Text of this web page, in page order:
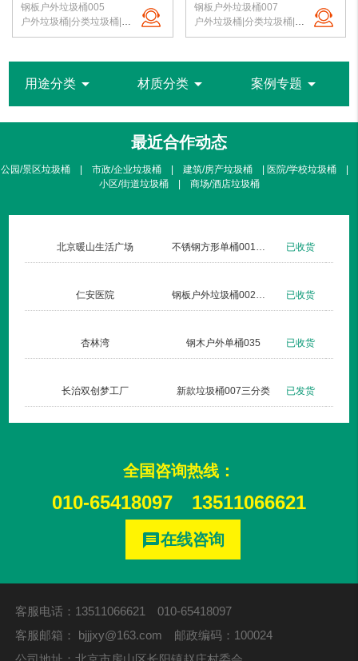
钢板户外垃圾桶005
户外垃圾桶|分类垃圾桶|钢板垃圾桶|公园垃圾桶|北京垃圾桶|厂家直销
钢板户外垃圾桶007
户外垃圾桶|分类垃圾桶|钢板垃圾桶|公园垃圾桶|北京垃圾桶|厂家直销
用途分类arrow_drop_down 材质分类 arrow_drop_down 案例专题 arrow_drop_down
最近合作动态
公园/景区垃圾桶 | 市政/企业垃圾桶 | 建筑/房产垃圾桶 | 医院/学校垃圾桶 |
小区/街道垃圾桶 | 商场/酒店垃圾桶
北京暖山生活广场 已收货
仁安医院 已收货
杏林湾 钢木户外单桶035 已收货
长治双创梦工厂 新款垃圾桶007三分类 已发货
全国咨询热线：
010-65418097 13511066621
message在线咨询
客服电话：13511066621 010-65418097
客服邮箱： bjjjxy@163.com 邮政编码：100024